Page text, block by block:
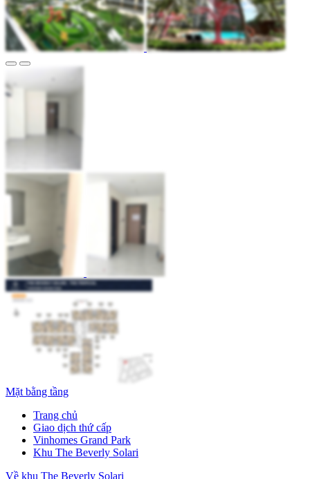
Mặt bằng tầng
Trang chủ
Giao dịch thứ cấp
Vinhomes Grand Park
Khu The Beverly Solari
Về khu The Beverly Solari